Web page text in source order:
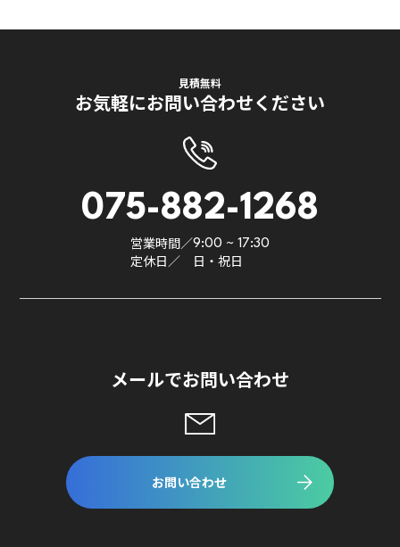
見積無料
お気軽にお問い合わせください
075-882-1268
営業時間／9:00 ~ 17:30
定休日／ 日・祝日
メールでお問い合わせ
お問い合わせ